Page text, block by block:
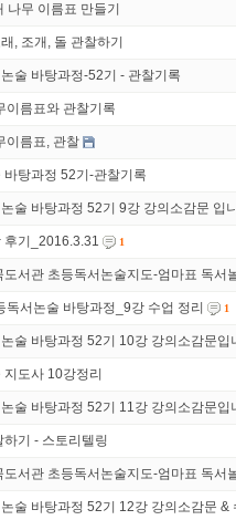
나무 이름표 만들기
, 조개, 돌 관찰하기
술 바탕과정-52기 - 관찰기록
이름표와 관찰기록
이름표, 관찰
바탕과정 52기-관찰기록
술 바탕과정 52기 9강 강의소감문 입
후기_2016.3.31 1
도서관 초등독서논술지도-엄마표 독서
독서논술 바탕과정_9강 수업 정리 1
술 바탕과정 52기 10강 강의소감문입
지도사 10강정리
술 바탕과정 52기 11강 강의소감문입
하기 - 스토리텔링
도서관 초등독서논술지도-엄마표 독서
술 바탕과정 52기 12강 강의소감문 &